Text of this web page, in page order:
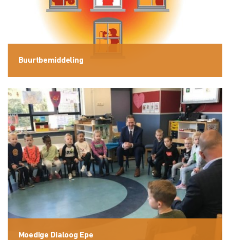
Buurtbemiddeling
Moedige Dialoog Epe